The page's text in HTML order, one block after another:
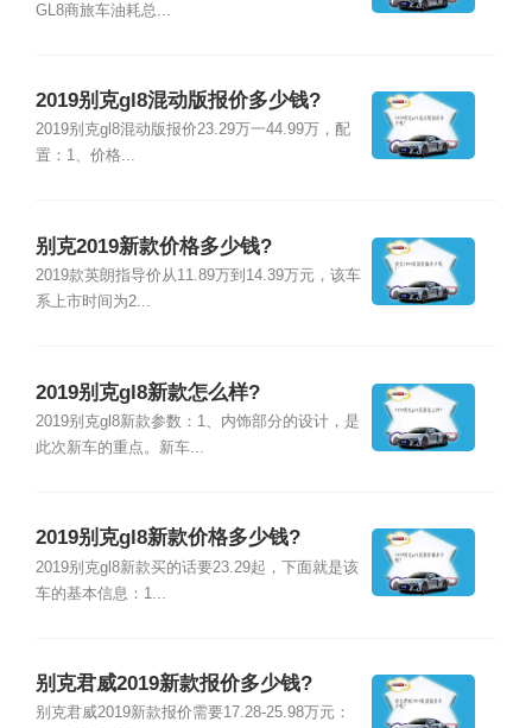
GL8商旅车油耗总...
2019别克gl8混动版报价多少钱?
2019别克gl8混动版报价23.29万一44.99万，配
置：1、价格...
别克2019新款价格多少钱?
2019款英朗指导价从11.89万到14.39万元，该车
系上市时间为2...
2019别克gl8新款怎么样?
2019别克gl8新款参数：1、内饰部分的设计，是
此次新车的重点。新车...
2019别克gl8新款价格多少钱?
2019别克gl8新款买的话要23.29起，下面就是该
车的基本信息：1...
别克君威2019新款报价多少钱?
别克君威2019新款报价需要17.28-25.98万元：